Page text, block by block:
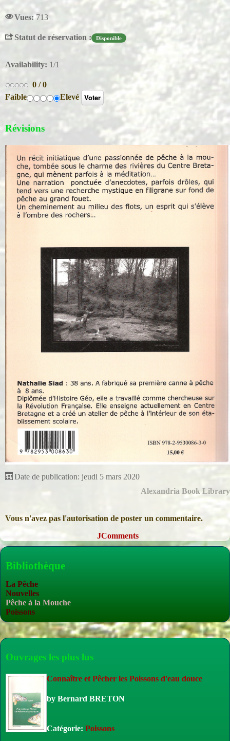
Vues: 713
Statut de réservation : Disponible
Availability: 1/1
0 /0
Faible
Elevé
Révisions
Date de publication: jeudi 5 mars 2020
Alexandria Book Library
Vous n'avez pas l'autorisation de poster un commentaire.
JComments
Bibliothèque
La Pêche
Nouvelles
Pêche à la Mouche
Poissons
Ouvrages les plus lus
Connaître et Pêcher les Poissons d'eau douce
by Bernard BRETON
Catégorie: Poissons